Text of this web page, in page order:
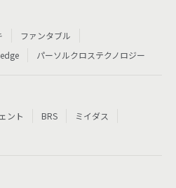
ファンタブル
パーソルクロステクノロジー
ント BRS
ミイダス